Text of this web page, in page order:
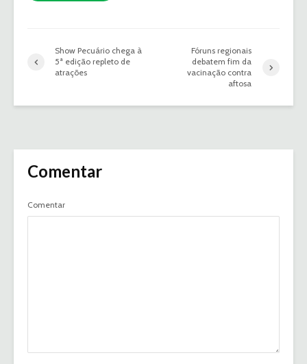
Show Pecuário chega à
5ª edição repleto de
atrações
Fóruns regionais
debatem fim da
vacinação contra
aftosa
Comentar
Comentar